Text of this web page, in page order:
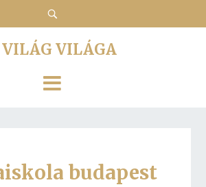
VILÁGA
budapest